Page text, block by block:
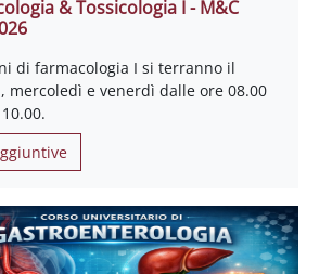
& Tossicologia I - M&C
di farmacologia I si terranno il
mercoledì e venerdì dalle ore 08.00